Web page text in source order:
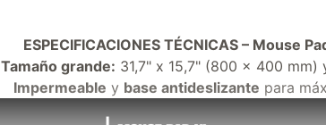
ESPECIFICACIONES TÉCNICAS – Mouse
Tamaño grande: 31,7" x 15,7" (800 x 400 mm)
Impermeable y base antideslizante para